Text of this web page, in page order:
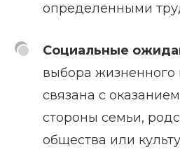
определенными
Социальные
выбора жизненного
связана с
стороны семьи,
общества или